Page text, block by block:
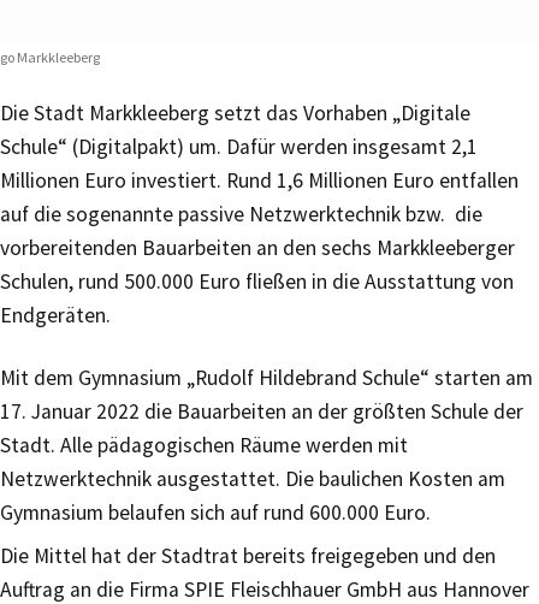
Markkleeberg
Die Stadt Markkleeberg setzt das Vorhaben „Digitale
Schule“ (Digitalpakt) um. Dafür werden insgesamt 2,1
Millionen Euro investiert. Rund 1,6 Millionen Euro entfallen
auf die sogenannte passive Netzwerktechnik bzw. die
vorbereitenden Bauarbeiten an den sechs Markkleeberger
Schulen, rund 500.000 Euro fließen in die Ausstattung von
Endgeräten.
Mit dem Gymnasium „Rudolf Hildebrand Schule“ starten am
17. Januar 2022 die Bauarbeiten an der größten Schule der
Stadt. Alle pädagogischen Räume werden mit
Netzwerktechnik ausgestattet. Die baulichen Kosten am
Gymnasium belaufen sich auf rund 600.000 Euro.
Die Mittel hat der Stadtrat bereits freigegeben und den
Auftrag an die Firma SPIE Fleischhauer GmbH aus Hannover